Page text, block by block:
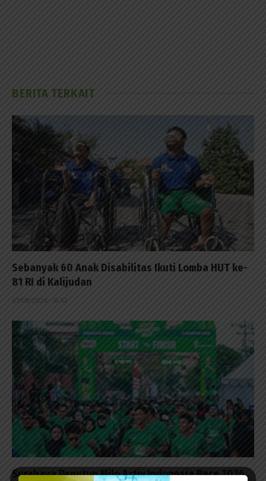
BERITA TERKAIT
Sebanyak 60 Anak Disabilitas Ikuti Lomba HUT ke-
81 RI di Kalijudan
07/08/2026 - 15:53
Surabaya Penutup Milo Activ Indonesia Race 2026